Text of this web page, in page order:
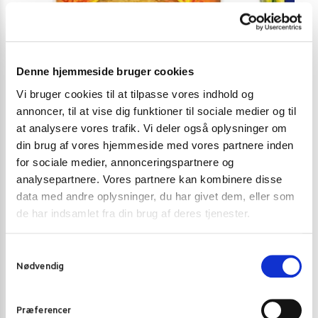
Denne hjemmeside bruger cookies
Vi bruger cookies til at tilpasse vores indhold og
annoncer, til at vise dig funktioner til sociale medier og til
at analysere vores trafik. Vi deler også oplysninger om
din brug af vores hjemmeside med vores partnere inden
for sociale medier, annonceringspartnere og
analysepartnere. Vores partnere kan kombinere disse
data med andre oplysninger, du har givet dem, eller som
de har indsamlet fra din brug af deres tjenester.
Nødvendig
Præferencer
ANDET KØL SNACKS
Jefi Tørrede blæksprutte Snack (kølevare) 30 g.
26,00 kr.
Skriv mig op
JUL 2021